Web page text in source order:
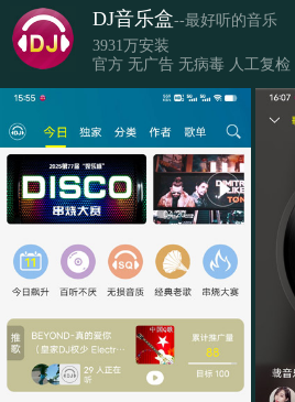
DJ音乐盒--最好听的音乐
3931万安装
官方 无广告 无病毒 人工复检